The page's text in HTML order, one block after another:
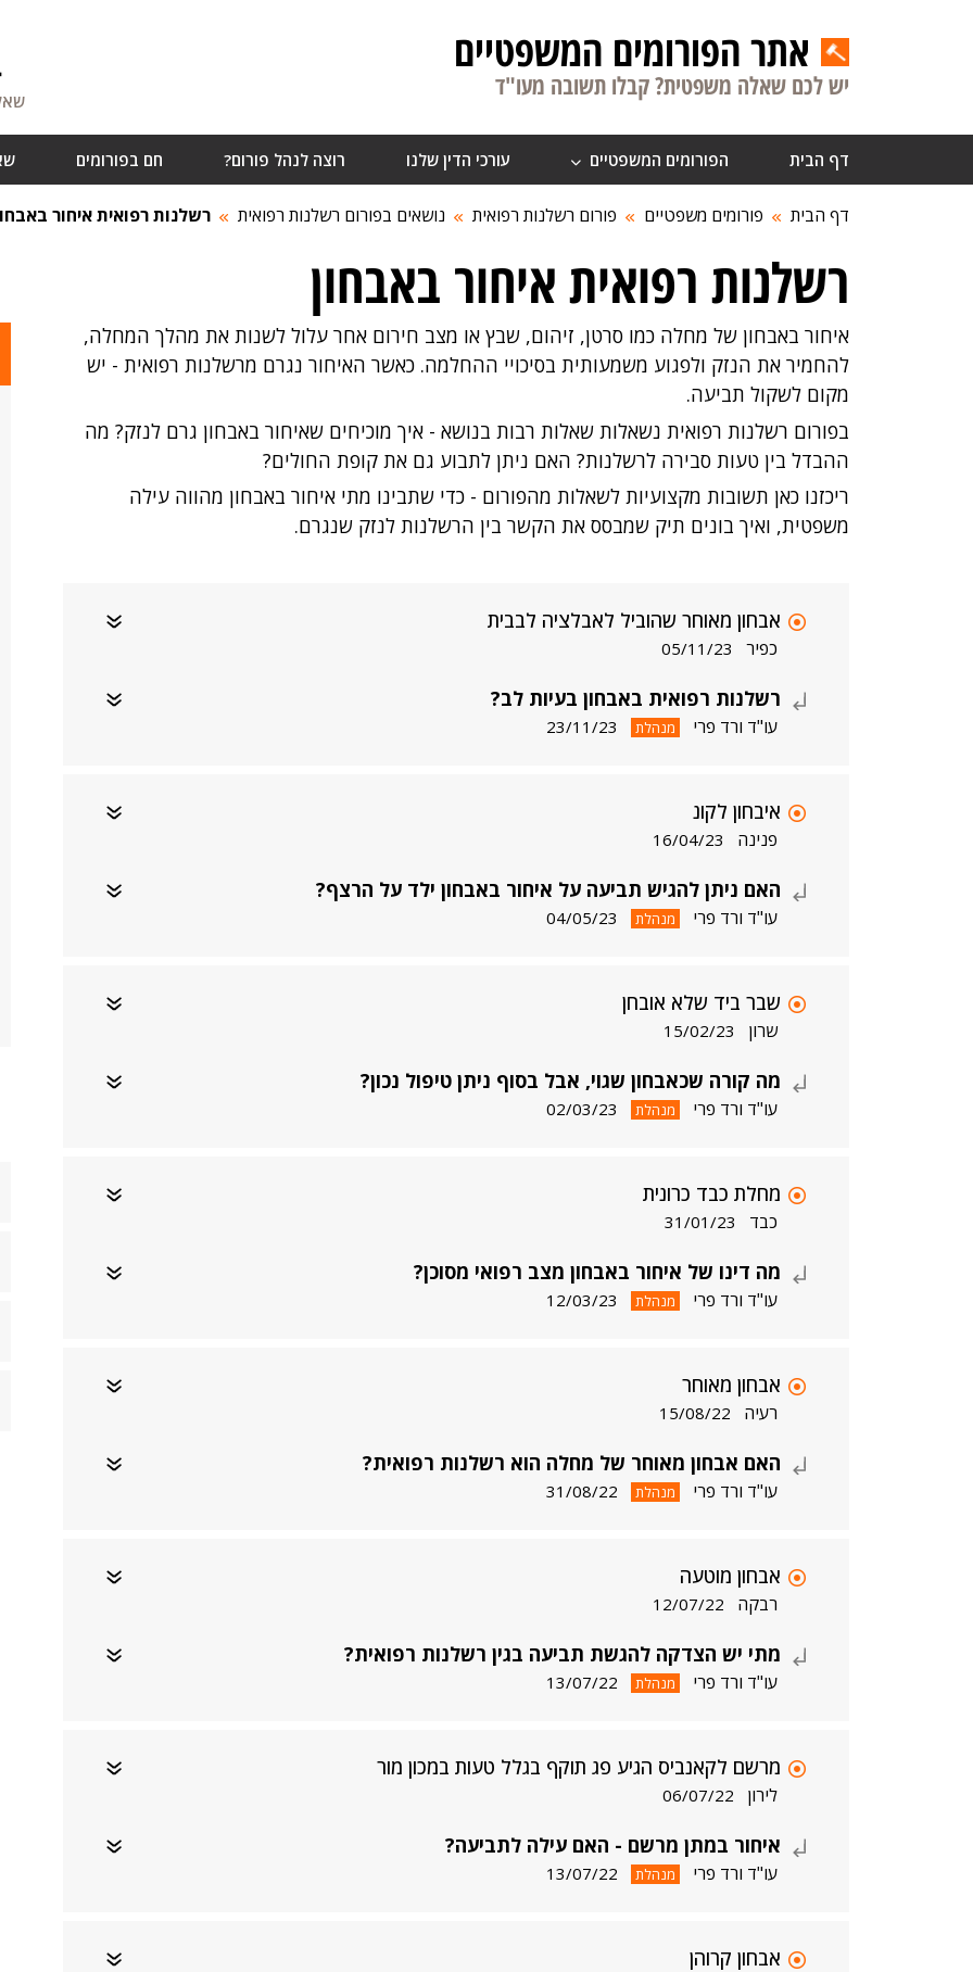
אתר הפורומים המשפטיים
יש לכם שאלה משפטית? קבלו תשובה מעו"ד
דף הבית הפורומים המשפטיים עורכי הדין שלנו רוצה לנהל פורום? חם בפורומים
דף הבית פורומים משפטיים פורום רשלנות רפואית נושאים בפורום רשלנות רפואית רשלנות רפואית איחור
רשלנות רפואית איחור באבחון
איחור באבחון של מחלה כמו סרטן, זיהום, שבץ או מצב חירום אחר עלול לשנות את מהלך המחלה,
להחמיר את הנזק ולפגוע משמעותית בסיכויי ההחלמה. כאשר האיחור נגרם מרשלנות רפואית - יש
מקום לשקול תביעה.
בפורום רשלנות רפואית נשאלות שאלות רבות בנושא - איך מוכיחים שאיחור באבחון גרם לנזק? מה
ההבדל בין טעות סבירה לרשלנות? האם ניתן לתבוע גם את קופת החולים?
ריכזנו כאן תשובות מקצועיות לשאלות מהפורום - כדי שתבינו מתי איחור באבחון מהווה עילה
משפטית, ואיך בונים תיק שמבסס את הקשר בין הרשלנות לנזק שנגרם.
אבחון מאוחר שהוביל לאבלציה לבבית
כפיר 05/11/23
רשלנות רפואית באבחון בעיות לב?
עו"ד ורד פרי מנהלת 23/11/23
איבחון לקונ
פנינה 16/04/23
האם ניתן להגיש תביעה על איחור באבחון ילד על הרצף?
עו"ד ורד פרי מנהלת 04/05/23
שבר ביד שלא אובחן
שרון 15/02/23
מה קורה שכאבחון שגוי, אבל בסוף ניתן טיפול נכון?
עו"ד ורד פרי מנהלת 02/03/23
מחלת כבד כרונית
כבד 31/01/23
מה דינו של איחור באבחון מצב רפואי מסוכן?
עו"ד ורד פרי מנהלת 12/03/23
אבחון מאוחר
רעיה 15/08/22
האם אבחון מאוחר של מחלה הוא רשלנות רפואית?
עו"ד ורד פרי מנהלת 31/08/22
אבחון מוטעה
רבקה 12/07/22
מתי יש הצדקה להגשת תביעה בגין רשלנות רפואית?
עו"ד ורד פרי מנהלת 13/07/22
מרשם לקאנביס הגיע פג תוקף בגלל טעות במכון מור
לירון 06/07/22
איחור במתן מרשם - האם עילה לתביעה?
עו"ד ורד פרי מנהלת 13/07/22
אבחון קרוהן